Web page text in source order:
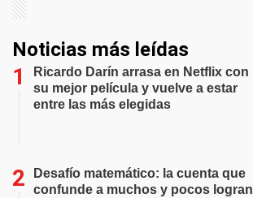
Noticias más leídas
Ricardo Darín arrasa en Netflix con
su mejor película y vuelve a estar
entre las más elegidas
Desafío matemático: la cuenta que
confunde a muchos y pocos logran